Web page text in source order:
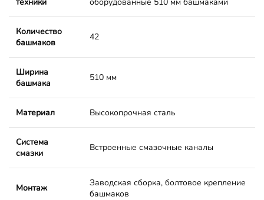
Количество
башмаков
42
Ширина
башмака
510 мм
Материал Высокопрочная сталь
Система
смазки
Встроенные смазочные каналы
Монтаж
Заводская сборка, болтовое крепление
башмаков